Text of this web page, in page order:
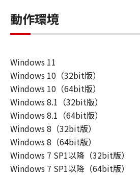
動作環境
Windows 11
Windows 10（32bit版）
Windows 10（64bit版）
Windows 8.1（32bit版）
Windows 8.1（64bit版）
Windows 8（32bit版）
Windows 8（64bit版）
Windows 7 SP1以降（32bit版）
Windows 7 SP1以降（64bit版）